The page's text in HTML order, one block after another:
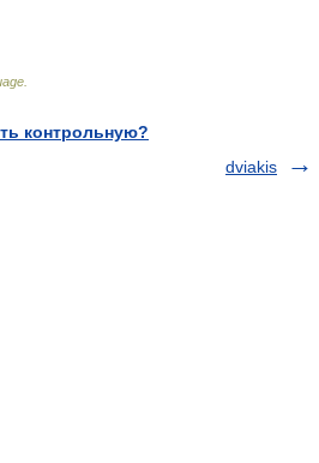
контрольную?
dviakis